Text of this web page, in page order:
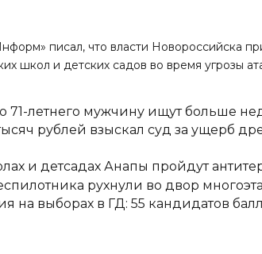
писал, что власти Новороссийска
школ и детских садов во время угрозы
71-летнего мужчину ищут больше
рублей взыскал суд за ущерб
и детсадах Анапы пройдут
рухнули во двор
на выборах в ГД: 55 кандидатов